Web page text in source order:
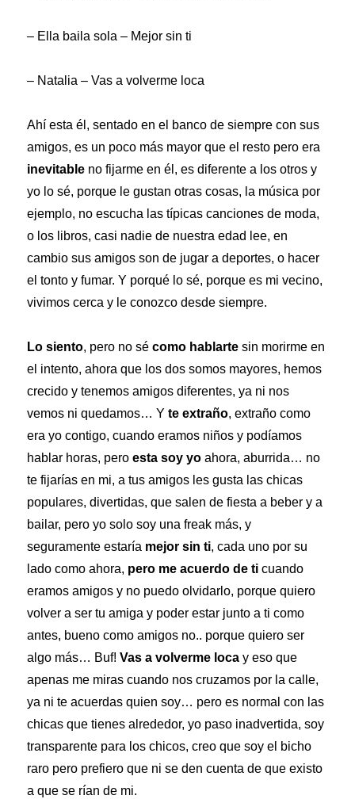
– Ella baila sola – Mejor sin ti
– Natalia – Vas a volverme loca
Ahí esta él, sentado en el banco de siempre con sus
amigos, es un poco más mayor que el resto pero era
inevitable no fijarme en él, es diferente a los otros y
yo lo sé, porque le gustan otras cosas, la música por
ejemplo, no escucha las típicas canciones de moda,
o los libros, casi nadie de nuestra edad lee, en
cambio sus amigos son de jugar a deportes, o hacer
el tonto y fumar. Y porqué lo sé, porque es mi vecino,
vivimos cerca y le conozco desde siempre.
Lo siento, pero no sécomo hablarte sin morirme en
el intento, ahora que los dos somos mayores, hemos
crecido y tenemos amigos diferentes, ya ni nos
vemos ni quedamos… Yte extraño, extraño como
era yo contigo, cuando eramos niños y podíamos
hablar horas, pero esta soy yo ahora, aburrida… no
te fijarías en mi, a tus amigos les gusta las chicas
populares, divertidas, que salen de fiesta a beber y a
bailar, pero yo solo soy una freak más, y
seguramente estaría mejor sin ti, cada uno por su
lado como ahora, pero me acuerdo de ticuando
eramos amigos y no puedo olvidarlo, porque quiero
volver a ser tu amiga y poder estar junto a ti como
antes, bueno como amigos no.. porque quiero ser
algo más… Buf!Vas a volverme loca y eso que
apenas me miras cuando nos cruzamos por la calle,
ya ni te acuerdas quien soy… pero es normal con las
chicas que tienes alrededor, yo paso inadvertida, soy
transparente para los chicos, creo que soy el bicho
raro pero prefiero que ni se den cuenta de que existo
a que se rían de mi.